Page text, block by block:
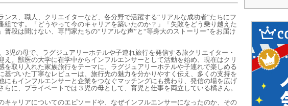
ンス、職人、クリエイターなど、各分野で活躍する“リアルな成功者”たちにフ
組です。「どうやって今のキャリアを築いたのか？」「失敗をどう乗り越えた
普段は聞けない、専門家たちの“リアルな声”と“等身大のストーリー”をお届け
3児の母で、ラグジュアリーホテルや子連れ旅行を発信する旅クリエイター・
え。獣医の大学に在学中からインフルエンサーとして活動を始め、現在はクリ
を取り入れた家族旅行をテーマに、ラグジュアリーホテルや子連れで楽しめる
基づいた丁寧なレビューは、旅行先の魅力を分かりやすく伝え、多くの支持を
にもインフルエンサーと企業をつなぐマッチングにも携わり、発信の場を広げ
らに、プライベートでは３児の母として、育児と仕事を両立している橘さん。
キャリアについてのエピソードや、なぜインフルエンサーになったのか、その